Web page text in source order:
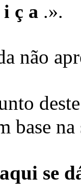
ç a .».
não
base
se